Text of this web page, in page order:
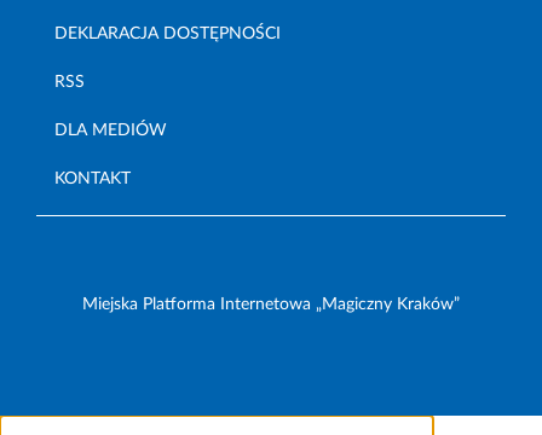
DEKLARACJA DOSTĘPNOŚCI
RSS
DLA MEDIÓW
KONTAKT
Miejska Platforma Internetowa „Magiczny Kraków”